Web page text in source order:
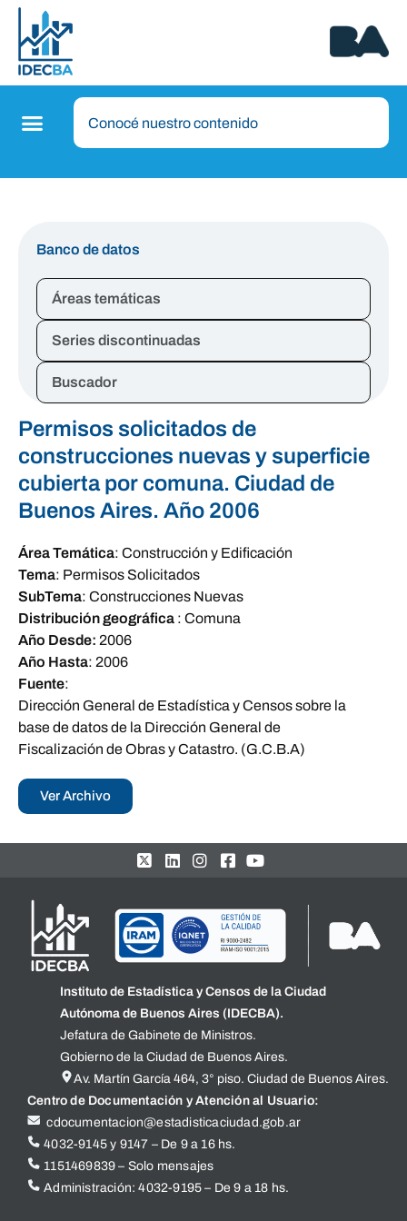
Banco de datos
Áreas temáticas
Series discontinuadas
Buscador
Permisos solicitados de
construcciones nuevas y superficie
cubierta por comuna. Ciudad de
Buenos Aires. Año 2006
Área Temática: Construcción y Edificación
Tema: Permisos Solicitados
SubTema: Construcciones Nuevas
Distribución geográfica : Comuna
Año Desde: 2006
Año Hasta: 2006
Fuente:
Dirección General de Estadística y Censos sobre la
base de datos de la Dirección General de
Fiscalización de Obras y Catastro. (G.C.B.A)
Ver Archivo
Instituto de Estadística y Censos de la Ciudad
Autónoma de Buenos Aires (IDECBA).
Jefatura de Gabinete de Ministros.
Gobierno de la Ciudad de Buenos Aires.
Av. Martín García 464, 3° piso. Ciudad de Buenos Aires.
Centro de Documentación y Atención al Usuario:
cdocumentacion@estadisticaciudad.gob.ar
4032-9145 y 9147 – De 9 a 16 hs.
1151469839 – Solo mensajes
Administración: 4032-9195 – De 9 a 18 hs.